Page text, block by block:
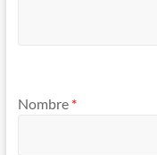
Nombre *